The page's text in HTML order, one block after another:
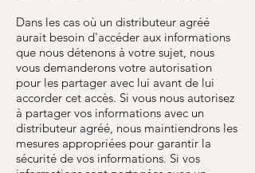
Dans les cas où un distributeur agréé
aurait besoin d'accéder aux informations
que nous détenons à votre sujet, nous
vous demanderons votre autorisation
pour les partager avec lui avant de lui
accorder cet accès. Si vous nous autorisez
à partager vos informations avec un
distributeur agréé, nous maintiendrons les
mesures appropriées pour garantir la
sécurité de vos informations. Si vos